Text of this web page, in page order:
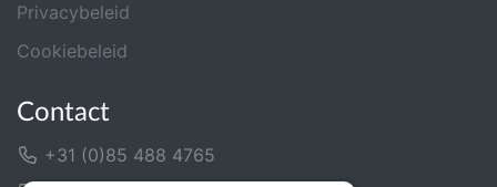
Privacybeleid
Cookiebeleid
Contact
+31 (0)85 488 4765